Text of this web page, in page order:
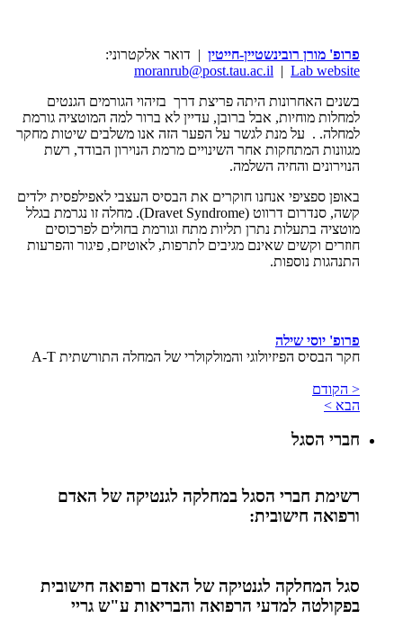
פרופ' מורן רובינשטיין-חייטין | דואר אלקטרוני:
moranrub@post.tau.ac.il | Lab website
בשנים האחרונות היתה פריצת דרך בזיהוי הגורמים הגנטים
למחלות מוחיות, אבל ברובן, עדיין לא ברור למה המוטציה גורמת
למחלה. . על מנת לגשר על הפער הזה אנו משלבים שיטות מחקר
מגוונות המתחקות אחר השינויים מרמת הנוירון הבודד, רשת
הנוירונים והחיה השלמה.
באופן ספציפי אנחנו חוקרים את הבסיס העצבי לאפילפסית ילדים
קשה, סנדרום דרווט (Dravet Syndrome). מחלה זו נגרמת בגלל
מוטציה בתעלות נתרן תליות מתח וגורמת בחולים לפרכוסים
חוזרים וקשים שאינם מגיבים לתרפות, לאוטיזם, פיגור והפרעות
התנהגות נוספות.
פרופ' יוסי שילה
חקר הבסיס הפיזיולוגי והמולקולרי של המחלה התורשתית A-T
< הקודם
הבא >
חברי הסגל
רשימת חברי הסגל במחלקה לגנטיקה של האדם
ורפואה חישובית:
סגל המחלקה לגנטיקה של האדם ורפואה חישובית
בפקולטה למדעי הרפואה והבריאות ע"ש גריי